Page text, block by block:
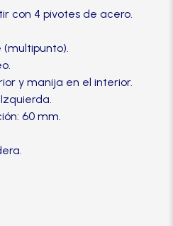
con 4 pivotes de acero.
(multipunto).
y manija en el interior.
60 mm.